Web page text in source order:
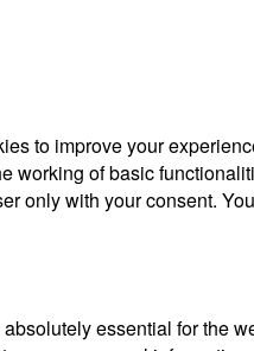
to improve your
working of basic
only with your consent.
essential for the